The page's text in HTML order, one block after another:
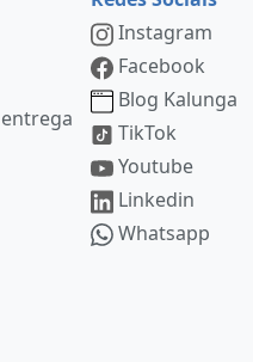
Instagram
Facebook
Blog Kalunga
TikTok
Youtube
Linkedin
Whatsapp